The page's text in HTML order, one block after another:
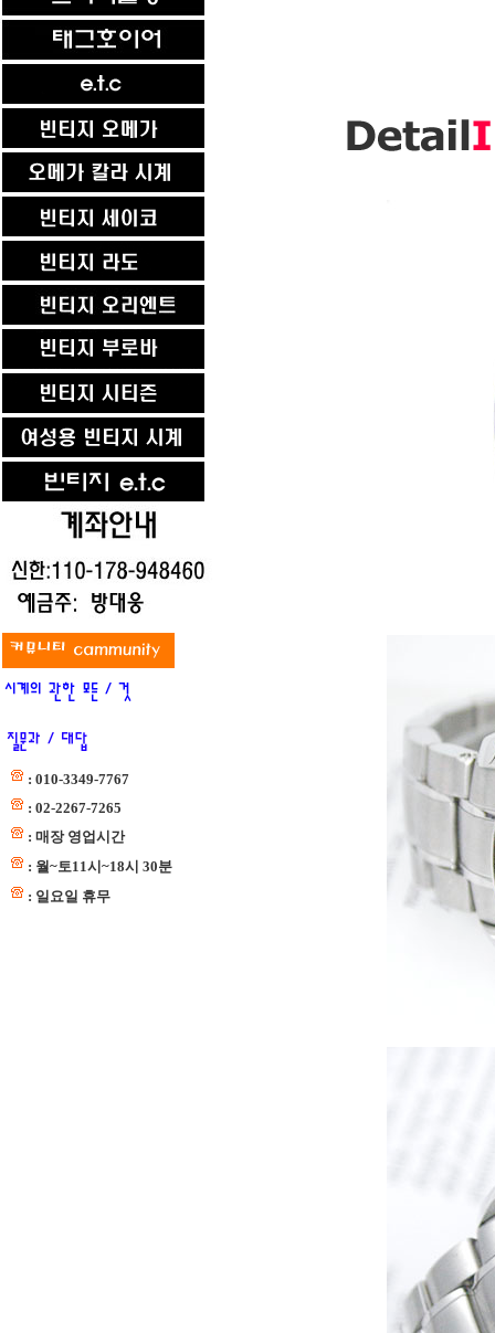
: 010-3349-7767
: 02-2267-7265
: 매장 영업시간
: 월~토11시~18시 30분
: 일요일 휴무